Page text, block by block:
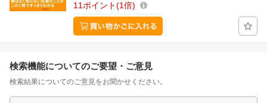
11 ポイント 1倍
検索機能についてのご要望・ご意見
検索結果についてのご意見をお聞かせください。